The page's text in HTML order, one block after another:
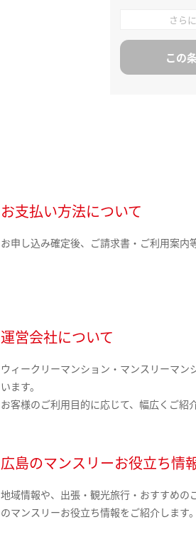
さら
お支払い方法について
お申し込み確定後、ご請求書・ご利用案内
運営会社について
ウィークリーマンション・マンスリーマン
います。
お客様のご利用目的に応じて、幅広くご紹
広島のマンスリーお役立ち情
地域情報や、出張・観光旅行・おすすめの
のマンスリーお役立ち情報をご紹介します。